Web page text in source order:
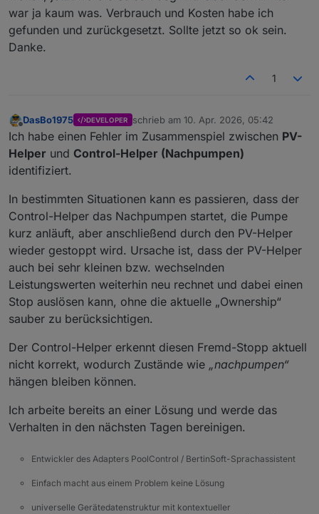
war ja kaum was. Verbrauch und Kosten habe ich
gefunden und zurückgesetzt. Sollte jetzt so ok sein.
Danke.
1
Offline
DasBo1975 DEVELOPER schrieb am 10. Apr. 2026, 05:42
zuletzt editiert von
Ich habe einen Fehler im Zusammenspiel zwischen PV-
Helper und Control-Helper (Nachpumpen)
identifiziert.
In bestimmten Situationen kann es passieren, dass der
Control-Helper das Nachpumpen startet, die Pumpe
kurz anläuft, aber anschließend durch den PV-Helper
wieder gestoppt wird. Ursache ist, dass der PV-Helper
auch bei sehr kleinen bzw. wechselnden
Leistungswerten weiterhin neu rechnet und dabei einen
Stop auslösen kann, ohne die aktuelle „Ownership“
sauber zu berücksichtigen.
Der Control-Helper erkennt diesen Fremd-Stopp aktuell
nicht korrekt, wodurch Zustände wie „nachpumpen“
hängen bleiben können.
Ich arbeite bereits an einer Lösung und werde das
Verhalten in den nächsten Tagen bereinigen.
Entwickler des Adapters PoolControl / BertinSoft-Sprachassistent
Einfach macht aus einem Problem keine Lösung
universelle Gerätedatenstruktur mit kontextueller